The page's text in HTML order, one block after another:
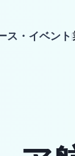
ス・イベント